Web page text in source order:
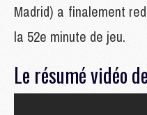
Madrid) a finalement
la 52e minute de jeu.
Le résumé vidéo